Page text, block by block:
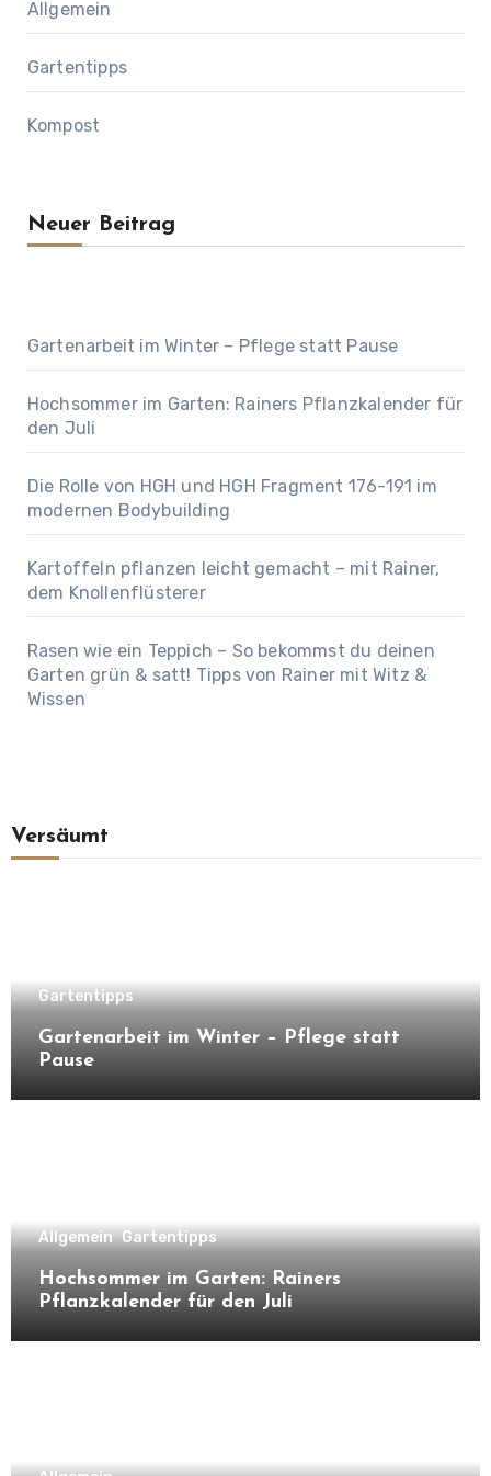
Allgemein
Gartentipps
Kompost
Neuer Beitrag
Gartenarbeit im Winter – Pflege statt Pause
Hochsommer im Garten: Rainers Pflanzkalender für
den Juli
Die Rolle von HGH und HGH Fragment 176-191 im
modernen Bodybuilding
Kartoffeln pflanzen leicht gemacht – mit Rainer,
dem Knollenflüsterer
Rasen wie ein Teppich – So bekommst du deinen
Garten grün & satt! Tipps von Rainer mit Witz &
Wissen
Versäumt
Gartentipps
Gartenarbeit im Winter – Pflege statt
Pause
Allgemein Gartentipps
Hochsommer im Garten: Rainers
Pflanzkalender für den Juli